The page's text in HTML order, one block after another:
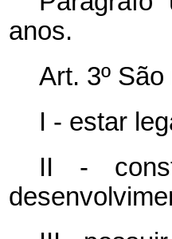
anos.
Art. 3º
I - estar
II -